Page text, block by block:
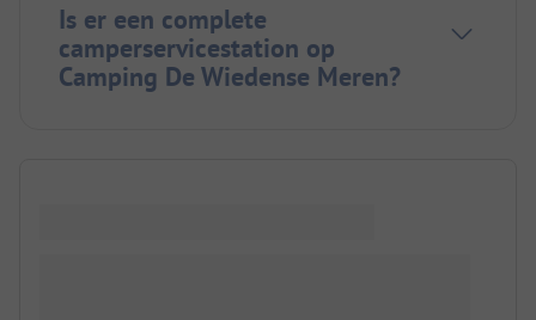
Is er een complete
camperservicestation op
Camping De Wiedense Meren?